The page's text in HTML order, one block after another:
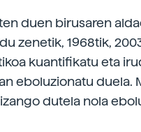
duen birusaren
zenetik, 1968tik,
kuantifikatu eta
eboluzionatu duela.
dutela nola